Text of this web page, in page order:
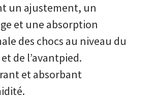
un ajustement, un
et une absorption
des chocs au niveau du
de l’avantpied.
et absorbant